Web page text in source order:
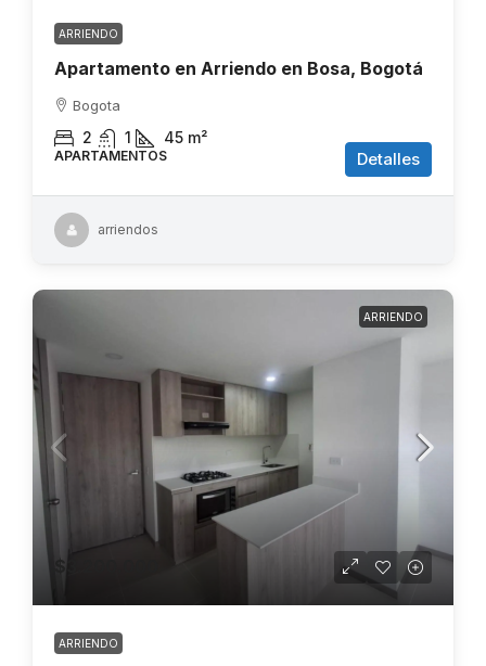
ARRIENDO
Apartamento en Arriendo en Bosa, Bogotá
Bogota
2 1 45 m²
APARTAMENTOS Detalles
arriendos
ARRIENDO
$3.200.000
ARRIENDO